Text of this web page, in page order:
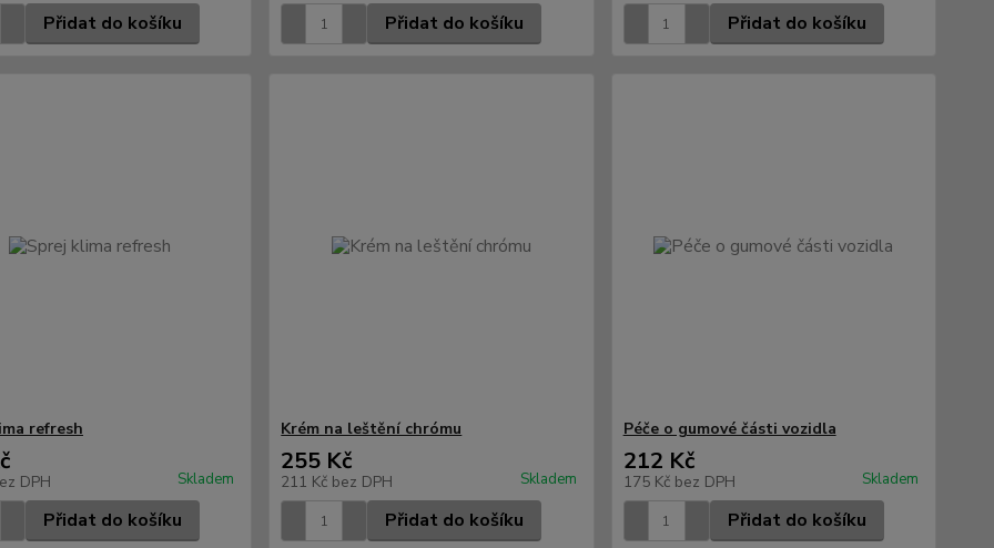
Přidat do košíku Přidat do košíku Přidat do košíku
refresh
DPH Skladem
Přidat do košíku
Krém na leštění chrómu
255 Kč
211 Kč bez DPH Skladem
Přidat do košíku
Péče o gumové části vozidla
212 Kč
175 Kč bez DPH Skladem
Přidat do košíku